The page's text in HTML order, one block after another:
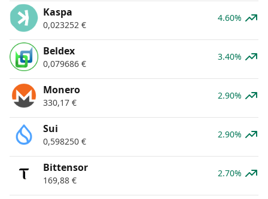
Kaspa
0,023252 €
4.60%
Beldex
0,079686 €
3.40%
Monero
330,17 €
2.90%
Sui
0,598250 €
2.90%
Bittensor
169,88 €
2.70%